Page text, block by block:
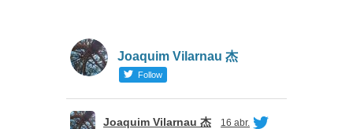
Joaquim Vilarnau 杰
Follow
Joaquim Vilarnau 杰 16 abr.